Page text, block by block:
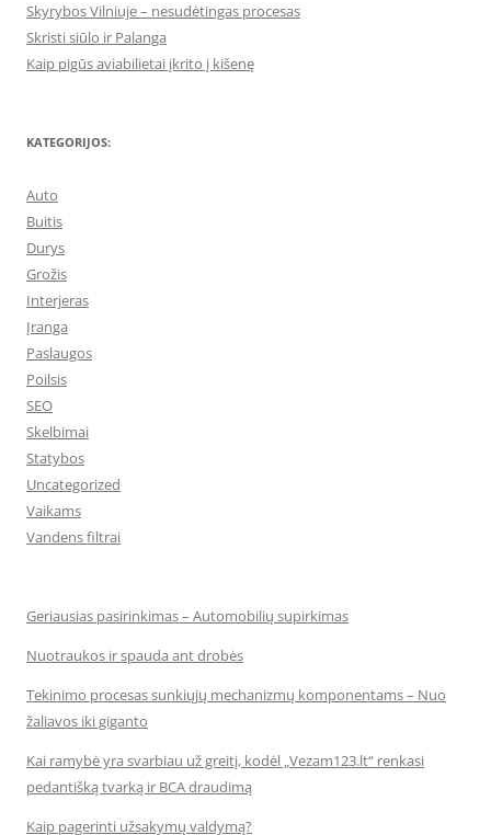
Skyrybos Vilniuje – nesudėtingas procesas
Skristi siūlo ir Palanga
Kaip pigūs aviabilietai įkrito į kišenę
KATEGORIJOS:
Auto
Buitis
Durys
Grožis
Interjeras
Įranga
Paslaugos
Poilsis
SEO
Skelbimai
Statybos
Uncategorized
Vaikams
Vandens filtrai
Geriausias pasirinkimas – Automobilių supirkimas
Nuotraukos ir spauda ant drobės
Tekinimo procesas sunkiųjų mechanizmų komponentams – Nuo
žaliavos iki giganto
Kai ramybė yra svarbiau už greitį, kodėl „Vezam123.lt“ renkasi
pedantišką tvarką ir BCA draudimą
Kaip pagerinti užsakymų valdymą?